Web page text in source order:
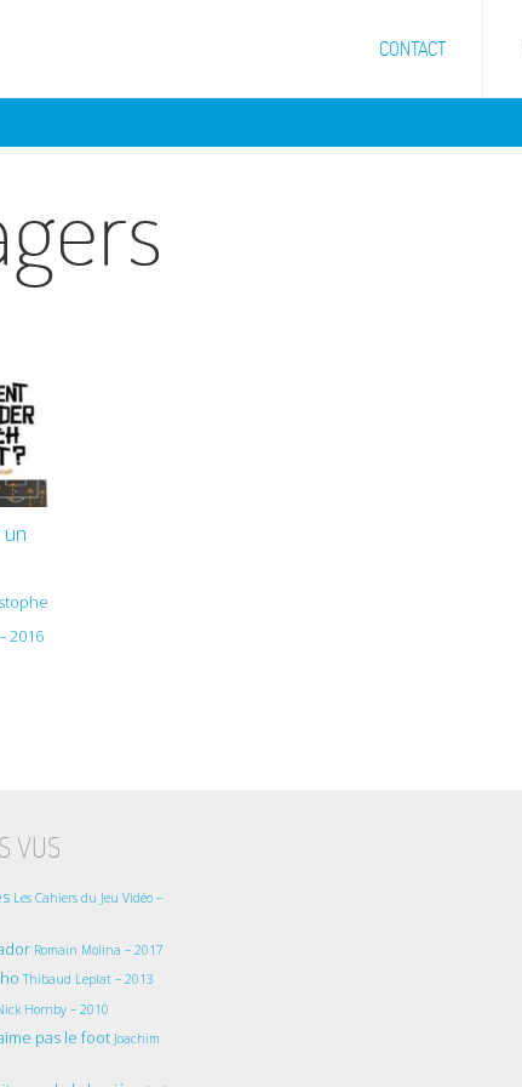
CONTACT
2016
VUS
Les Cahiers du Jeu Vidéo –
Romain Molina – 2017
Thibaud Leplat – 2013
Hornby – 2010
pas le foot Joachim